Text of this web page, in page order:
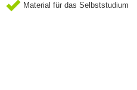
Material für das Selbststudium